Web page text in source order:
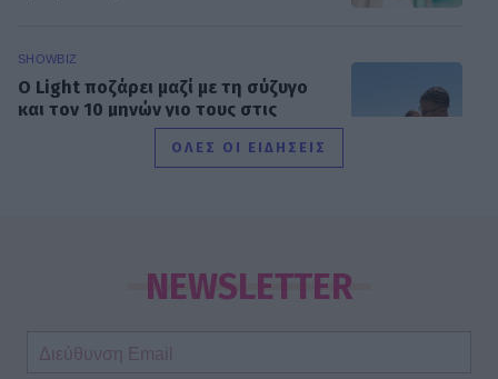
SHOWBIZ
Ο Light ποζάρει μαζί με τη σύζυγο
και τον 10 μηνών γιο τους στις
πρώτες καλοκαιρινές διακοπές τους.
λόγω φαρυγγίτιδας - Ζήτησε
συγγνώμη από τους θαυμαστές της
ΟΛΕΣ ΟΙ ΕΙΔΗΣΕΙΣ
NEWSLETTER